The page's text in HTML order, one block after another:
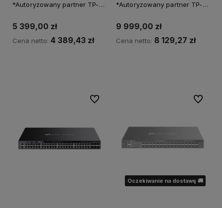
*Autoryzowany partner TP-
5 399,00 zł
Cena netto: 4 389,43 zł
*Autoryzowany partner TP-
9 999,00 zł
Cena netto: 8 129,27 zł
Do ulubionych
Oczekiwanie na dostawę 🚚
Do